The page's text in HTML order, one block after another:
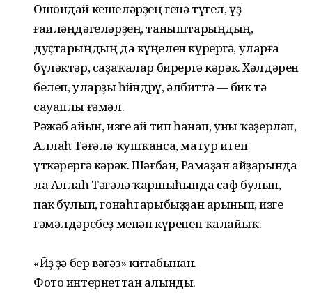
Ошондай кешеләрҙең генә түгел, үҙ
ғаиләңдәгеләрҙең, таныштарыңдың,
дуҫтарыңдың да күңелен күрергә, уларға
бүләктәр, саҙаҡалар бирергә кәрәк. Хәлдәрен
белеп, уларҙы һөйөндөрөү, әлбиттә — бик тә
сауаплы ғәмәл.
Рәжәб айын, изге ай тип һанап, уны ҡәҙерләп,
Аллаһ Тәғәлә ҡушҡанса, матур итеп
үткәрергә кәрәк. Шәғбан, Рамаҙан айҙарында
ла Аллаһ Тәғәлә ҡаршыһында саф булып,
пак булып, гонаһтарыбыҙҙан арынып, изге
ғәмәлдәребеҙ менән күренеп ҡалайыҡ.
«Йөҙ ҙә бер вәғәз» китабынан.
Фото интернеттан алынды.